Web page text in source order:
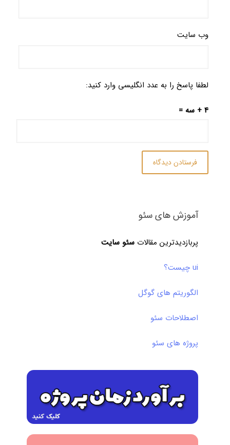
وب‌ سایت
لطفا پاسخ را به عدد انگلیسی وارد کنید:
4 + سه =
آموزش های سئو
پربازدیدترین مقالات سئو سایت
ui چیست؟
الگوریتم های گوگل
اصطلاحات سئو
پروژه های سئو